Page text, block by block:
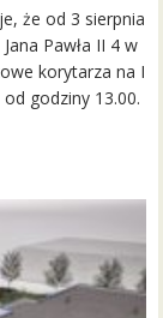
że od 3 sierpnia
Pawła II 4 w
korytarza na I
godziny 13.00.